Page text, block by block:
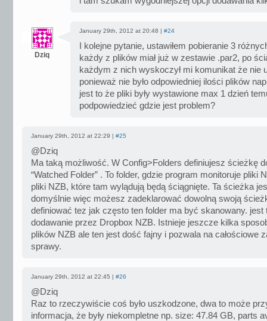
Dziq
January 29th, 2012 at 20:48 | #24
I kolejne pytanie, ustawiłem pobieranie 3
każdy z plików miał już w zestawie .par2, po
każdym z nich wyskoczył mi komunikat że nie
ponieważ nie było odpowiedniej ilości plików
jest to że pliki były wystawione max 1 dzień
podpowiedzieć gdzie jest problem?
January 29th, 2012 at 22:29 | #25
@Dziq
Ma taką możliwość. W Config>Folders definiujesz ścieżkę
“Watched Folder” . To folder, gdzie program monitoruje pliki
pliki NZB, które tam wylądują będą ściągnięte. Ta ścieżka
domyślnie więc możesz zadeklarować dowolną swoją
definiować tez jak często ten folder ma być skanowany. jest
dodawanie przez Dropbox NZB. Istnieje jeszcze kilka
plików NZB ale ten jest dość fajny i pozwala na całościowe
sprawy.
January 29th, 2012 at 22:45 | #26
@Dziq
Raz to rzeczywiście coś było uszkodzone, dwa to może
informacja, że były niekompletne np. size: 47.84 GB, parts